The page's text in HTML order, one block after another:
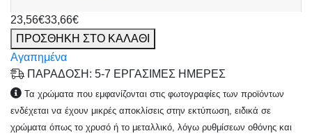
23,56€33,66€
ΠΡΟΣΘΗΚΗ ΣΤΟ ΚΑΛΑΘΙ
Αγαπημένα
ΠΑΡΑΔΟΣΗ: 5-7 ΕΡΓΑΣΙΜΕΣ ΗΜΕΡΕΣ
Τα χρώματα που εμφανίζονται στις φωτογραφίες των προϊόντων
ενδέχεται να έχουν μικρές αποκλίσεις στην εκτύπωση, ειδικά σε
χρώματα όπως το χρυσό ή το μεταλλικό, λόγω ρυθμίσεων οθόνης και